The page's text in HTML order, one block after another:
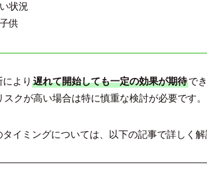
状況
供
より 遅れて開始しても一定の効果が期待で
スクが高い場合は特に慎重な検討が必要です。
イミングについては、以下の記事で詳しく解